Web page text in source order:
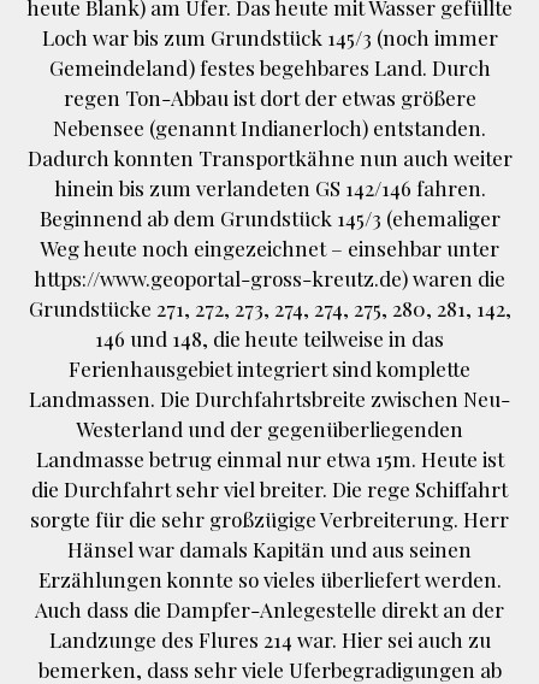
heute Blank) am Ufer. Das heute mit Wasser gefüllte
Loch war bis zum Grundstück 145/3 (noch immer
Gemeindeland) festes begehbares Land. Durch
regen Ton-Abbau ist dort der etwas größere
Nebensee (genannt Indianerloch) entstanden.
Dadurch konnten Transportkähne nun auch weiter
hinein bis zum verlandeten GS 142/146 fahren.
Beginnend ab dem Grundstück 145/3 (ehemaliger
Weg heute noch eingezeichnet – einsehbar unter
https://www.geoportal-gross-kreutz.de) waren die
Grundstücke 271, 272, 273, 274, 274, 275, 280, 281, 142,
146 und 148, die heute teilweise in das
Ferienhausgebiet integriert sind komplette
Landmassen. Die Durchfahrtsbreite zwischen Neu-
Westerland und der gegenüberliegenden
Landmasse betrug einmal nur etwa 15m. Heute ist
die Durchfahrt sehr viel breiter. Die rege Schiffahrt
sorgte für die sehr großzügige Verbreiterung. Herr
Hänsel war damals Kapitän und aus seinen
Erzählungen konnte so vieles überliefert werden.
Auch dass die Dampfer-Anlegestelle direkt an der
Landzunge des Flures 214 war. Hier sei auch zu
bemerken, dass sehr viele Uferbegradigungen ab